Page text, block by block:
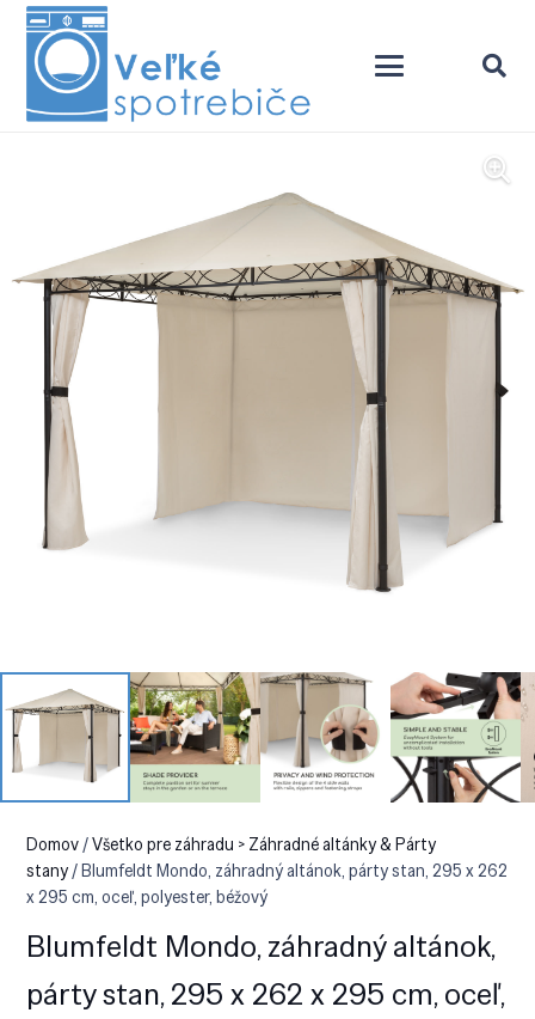
Domov/Všetko pre záhradu > Záhradné altánky & Párty
stany/ Blumfeldt Mondo, záhradný altánok, párty stan, 295 x 262
x 295 cm, oceľ, polyester, béžový
Blumfeldt Mondo, záhradný altánok,
párty stan, 295 x 262 x 295 cm, oceľ,